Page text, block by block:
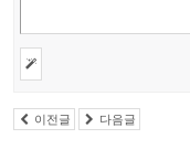
이전글 다음글